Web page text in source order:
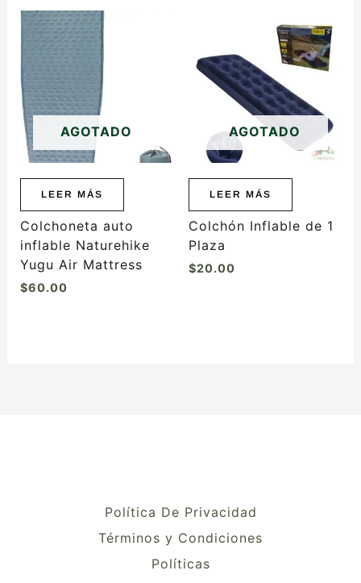
AGOTADO
LEER MÁS
Colchoneta auto
inflable Naturehike
Yugu Air Mattress
$60.00
AGOTADO
LEER MÁS
Colchón Inflable de 1
Plaza
$20.00
Política De Privacidad
Términos y Condiciones
Políticas